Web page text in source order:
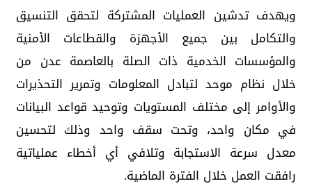
ويهدف تدشين العمليات المشتركة لتحقق التنسيق
والتكامل بين جميع الأجهزة والقطاعات الأمنية
والمؤسسات الخدمية ذات الصلة بالعاصمة عدن من
خلال نظام موحد لتبادل المعلومات وتمرير التحذيرات
والأوامر إلى مختلف المستويات وتوحيد قواعد البيانات
في مكان واحد، وتحت سقف واحد وذلك لتحسين
معدل سرعة الاستجابة وتلافي أي أخطاء عملياتية
رافقت العمل خلال الفترة الماضية.